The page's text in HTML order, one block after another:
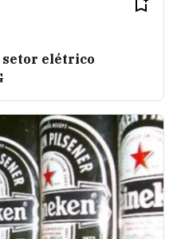
setor elétrico